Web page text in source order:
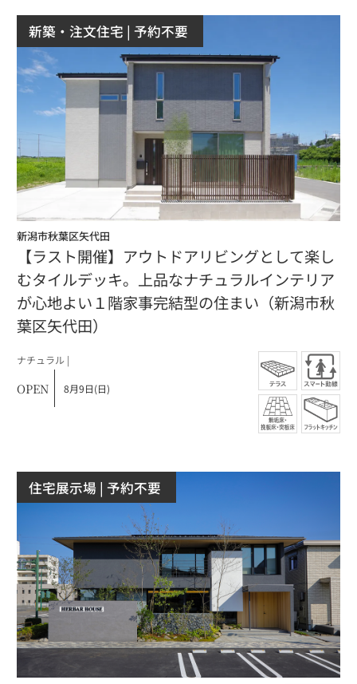
新築・注文住宅 | 予約不要
新潟市秋葉区矢代田
【ラスト開催】アウトドアリビングとして楽し
むタイルデッキ。上品なナチュラルインテリア
が心地よい１階家事完結型の住まい（新潟市秋
葉区矢代田）
ナチュラル |
OPEN 8月9日(日)
住宅展示場 | 予約不要